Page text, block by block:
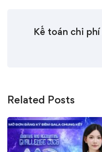
Kế toán chi phí
Related Posts